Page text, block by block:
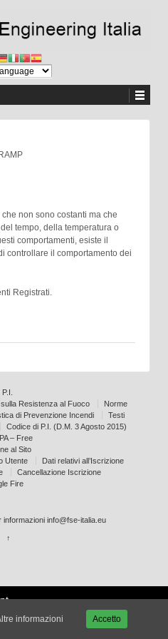
non sono costanti ma che
tempo, della temperatura o
comportamenti, esiste il
controllare il comportamento dei
Registrati.
P.I.
Resistenza al Fuoco
Norme
di Prevenzione Incendi
Testi
Codice di P.I. (D.M. 3 Agosto 2015)
– Free
al Sito
Utente
Dati relativi all’Iscrizione
Cancellazione Iscrizione
Fire
info@fse-italia.eu
↑
impostazioni
Accetta
informazioni Accetto